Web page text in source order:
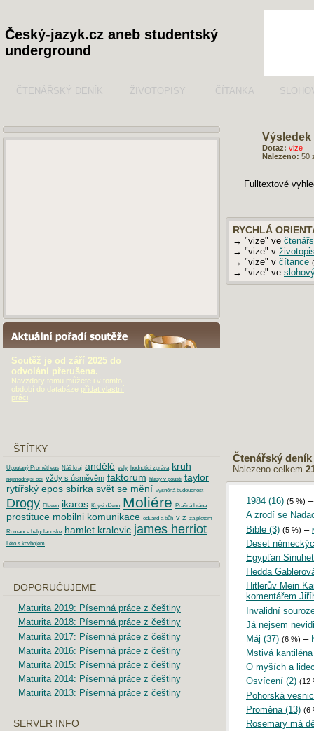
Český-jazyk.cz aneb studentský
underground
ČTENÁŘSKÝ DENÍK ŽIVOTOPISY ČÍTANKA
Výsledek
Dotaz: vize
Nalezeno: 50
Fulltextové
RYCHLÁ
→ "vize" ve
→ "vize" v
→ "vize" v čítance
→ "vize" ve
Čtenářský deník
Nalezeno celkem
1984 (16) (5 %)
A zrodí se
Bible (3) (5 %) –
Deset
Egypťan
Hedda
Hitlerův Mein
komentářem
Invalidní
Já nejsem
Máj (37) (6 %) –
Mstivá kantiléna
O myších a
Osvícení (2) (12
Pohorská
Proměna (13) (6
Rosemary má
AKTUÁLNÍ POŘADÍ SOUTĚŽE
Soutěž je od září 2025 do
odvolání přerušena.
Navzdory tomu můžete i v tomto
období do databáze přidat vlastní
práci
ŠTÍTKY
Upoutaný Prométheus Náš kraj andělé vely hodnotící zpráva kruh
nejmodřejší oči vždy s úsměvěm faktorum hlasy v poušti taylor
rytířský epos sbírka svět se mění vysněná budoucnost
Drogy Eleven ikaros Kdysi dávno Moliére Prašná brána
prostituce mobilni komunikace eduard a bůh v z za plotem
Romance helgolandske hamlet kralevic james herriot
Léto s kovbojem
DOPORUČUJEME
Maturita 2019: Písemná práce z češtiny
Maturita 2018: Písemná práce z češtiny
Maturita 2017: Písemná práce z češtiny
Maturita 2016: Písemná práce z češtiny
Maturita 2015: Písemná práce z češtiny
Maturita 2014: Písemná práce z češtiny
Maturita 2013: Písemná práce z češtiny
SERVER INFO